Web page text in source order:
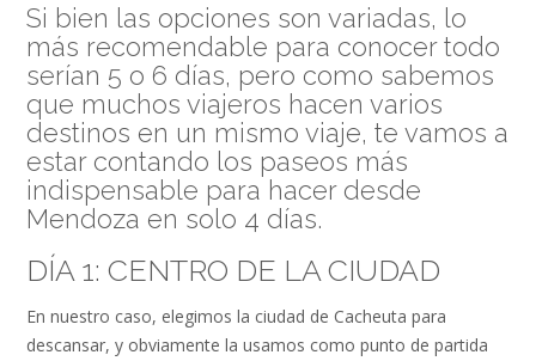
Si bien las opciones son variadas, lo
más recomendable para conocer todo
serían 5 o 6 días, pero como sabemos
que muchos viajeros hacen varios
destinos en un mismo viaje, te vamos a
estar contando los paseos más
indispensable para hacer desde
Mendoza en solo 4 días.
DÍA 1: CENTRO DE LA CIUDAD
En nuestro caso, elegimos la ciudad de Cacheuta para
descansar, y obviamente la usamos como punto de partida